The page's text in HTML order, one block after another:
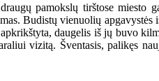
pamokslų tirštose miesto
Budistų vienuolių
daugelis iš jų buvo
vizitą. Šventasis, palikęs